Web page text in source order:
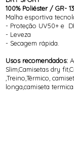
100% Poliéster / GR-
Malha esportiva
- Proteção UV50+ e
- Leveza
- Secagem rápida.
Usos recomendados:
Slim,Camisetas dry
,Treino,Térmico,
longa,camiseta termica.